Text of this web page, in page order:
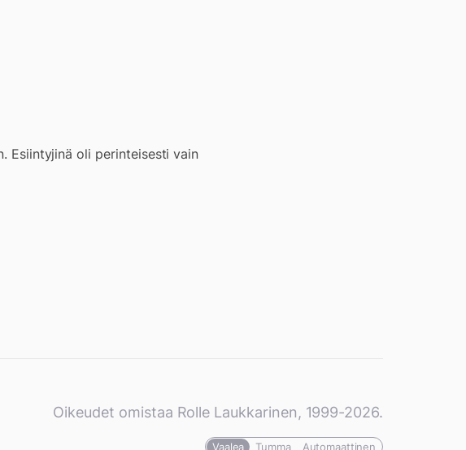
Esiintyjinä oli perinteisesti vain
Oikeudet omistaa Rolle Laukkarinen, 1999-2026.
Vaalea Tumma Automaattinen